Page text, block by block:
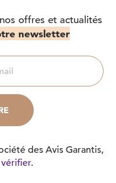
offres et actualités
newsletter
des Avis Garantis,
.